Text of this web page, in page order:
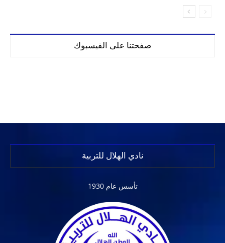
صفحتنا على الفيسبوك
نادي الهلال للتربية
تأسس عام 1930